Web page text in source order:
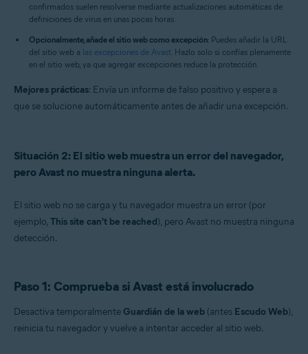
confirmados suelen resolverse mediante actualizaciones automáticas de
definiciones de virus en unas pocas horas.
Opcionalmente, añade el sitio web como excepción: Puedes añadir la URL
del sitio web a las excepciones de Avast. Hazlo solo si confías plenamente
en el sitio web, ya que agregar excepciones reduce la protección.
Mejores prácticas: Envía un informe de falso positivo y espera a
que se solucione automáticamente antes de añadir una excepción.
Situación 2: El sitio web muestra un error del navegador,
pero Avast no muestra ninguna alerta.
El sitio web no se carga y tu navegador muestra un error (por
ejemplo, This site can't be reached), pero Avast no muestra ninguna
detección.
Paso 1: Comprueba si Avast está involucrado
Desactiva temporalmente Guardián de la web (antes Escudo Web),
reinicia tu navegador y vuelve a intentar acceder al sitio web.